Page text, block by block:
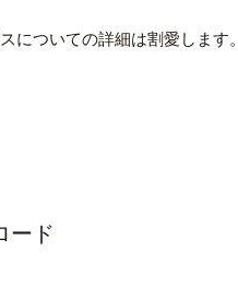
についての詳細は割愛します。
ード